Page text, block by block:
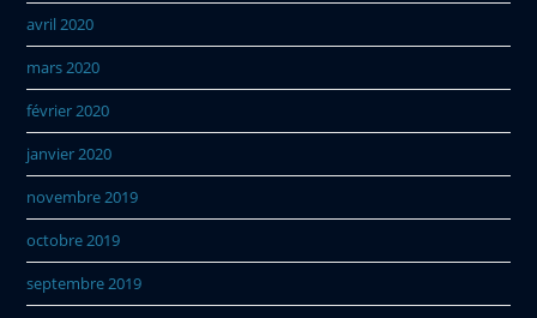
avril 2020
mars 2020
février 2020
janvier 2020
novembre 2019
octobre 2019
septembre 2019